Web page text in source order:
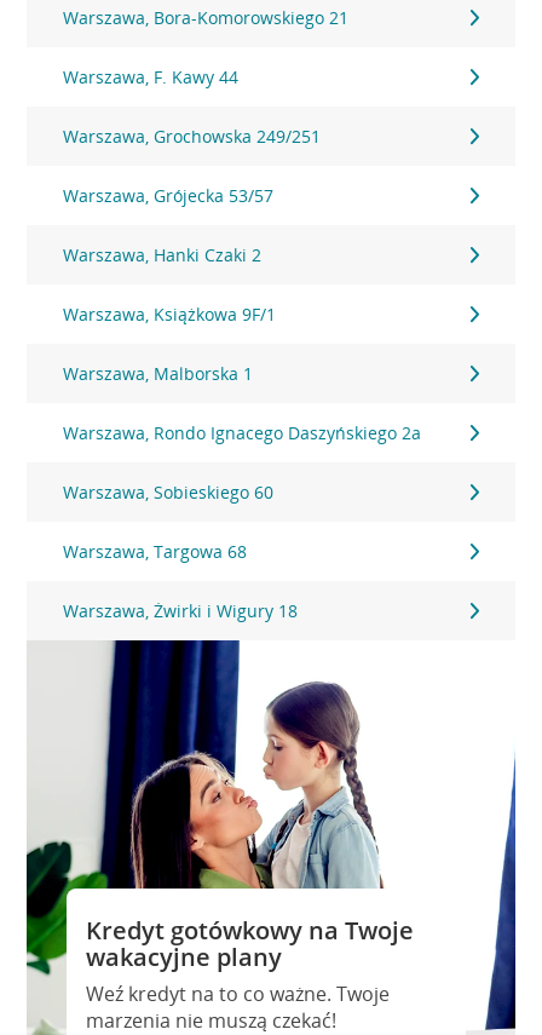
Warszawa, Bora-Komorowskiego 21
Warszawa, F. Kawy 44
Warszawa, Grochowska 249/251
Warszawa, Grójecka 53/57
Warszawa, Hanki Czaki 2
Warszawa, Książkowa 9F/1
Warszawa, Malborska 1
Warszawa, Rondo Ignacego Daszyńskiego 2a
Warszawa, Sobieskiego 60
Warszawa, Targowa 68
Warszawa, Żwirki i Wigury 18
Kredyt gotówkowy na Twoje
wakacyjne plany
Weź kredyt na to co ważne. Twoje
marzenia nie muszą czekać!